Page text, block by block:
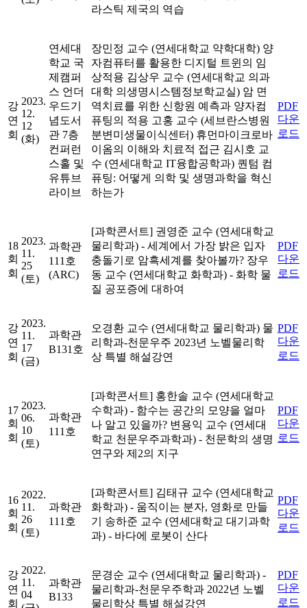
라스틱 제국의 역습
강
연
회
2023.
12.
12
(화)
연세대
학교 국
제캠퍼
스 언더
우드기
념도서
관 7층
컨퍼런
스홀 및
유튜브
라이브
장민정 교수 (연세대학교 약학대학) 양
자컴퓨터를 활용한 디지털 트윈의 임
상적용 김상우 교수 (연세대학교 의과
대학 의생명시스템정보학교실) 암 면
역치료를 위한 신항원 예측과 양자컴
퓨팅의 적용 고홍 교수 (세브란스병원
분변미생물이식센터) 휴먼마이크로바
이옴의 이해와 치료적 접근 김시호 교
수 (연세대학교 IT융합공학과) 퀀텀 컴
퓨팅: 어떻게 의학 및 생명과학을 혁신
하는가
PDF
다운
로드
18
회
회
2023.
11.
25
(토)
과학관
111호
(ARC)
[과학콘서트] 권영준 교수 (연세대학교
물리학과) - 세계에서 가장 밝은 입자
충돌기로 암흑세계를 찾아볼까? 장우
동 교수 (연세대학교 화학과) - 화학 물
질 공포증에 대하여
PDF
다운
로드
강
연
회
2023.
11.
17
(금)
과학관
B131호
오경환 교수 (연세대학교 물리학과) 물
리학과-천문우주 2023년 노벨물리학
상 특별 해설강연
PDF
다운
로드
17
회
회
2023.
06.
10
(토)
과학관
111호
[과학콘서트] 홍한솔 교수 (연세대학교
수학과) - 함수는 공간의 모양을 얼마
나 알고 있을까? 변용익 교수 (연세대
학교 천문우주과학과) - 천문학의 생명
연구와 제2의 지구
PDF
다운
로드
16
회
회
2022.
11.
26
(토)
과학관
111호
[과학콘서트] 김태규 교수 (연세대학교
화학과) - 움직이는 분자, 영화로 만들
기 송하준 교수 (연세대학교 대기과학
과) - 바다에 로봇이 산다
PDF
다운
로드
강
연
회
2022.
11.
04
과학관
B133
문경순 교수 (연세대학교 물리학과) -
물리학과-천문우주학과 2022년 노벨
물리학상 특별 해설강연
PDF
다운
로드